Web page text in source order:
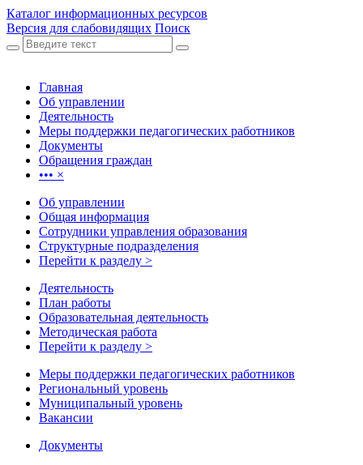
Каталог информационных ресурсов
Версия для слабовидящих Поиск
Главная
Об управлении
Деятельность
Меры поддержки педагогических работников
Документы
Обращения граждан
••• ×
Об управлении
Общая информация
Сотрудники управления образования
Структурные подразделения
Перейти к разделу >
Деятельность
План работы
Образовательная деятельность
Методическая работа
Перейти к разделу >
Меры поддержки педагогических работников
Региональный уровень
Муниципальный уровень
Вакансии
Документы